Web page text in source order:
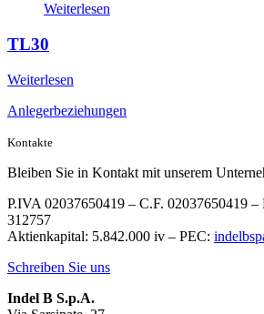
Weiterlesen
TL30
Weiterlesen
Anlegerbeziehungen
Kontakte
Bleiben Sie in Kontakt mit unserem
P.IVA 02037650419 – C.F. 02037650419
312757
Aktienkapital: 5.842.000 iv – PEC:
Schreiben Sie uns
Indel B S.p.A.